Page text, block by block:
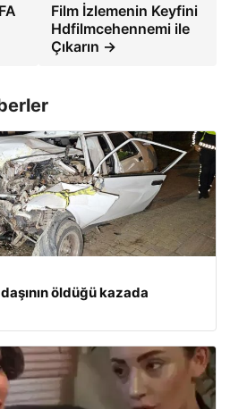
Film İzlemenin Keyfini
Hdfilmcehennemi ile
Çıkarın →
öldüğü kazada